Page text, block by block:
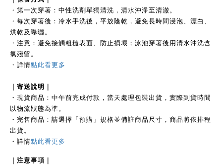
・第一次穿著：中性洗劑單獨清洗，清水沖淨至清澈。
・每次穿著後：冷水手洗後，平放陰乾，避免長時間浸泡、漂白、
烘乾及曝曬。
・注意：避免接觸粗糙表面、防止損壞；泳池穿著後用清水沖洗含
氯殘留。
・ 詳情點此看更多
｜ 寄送說明｜
・現貨商品：中午前完成付款，當天處理包裝出貨，實際到貨時間
以物流狀態為準。
・完售商品：請選擇「預購」規格並備註商品尺寸，商品將依排程
出貨。
・詳情點此看更多
｜注意事項｜